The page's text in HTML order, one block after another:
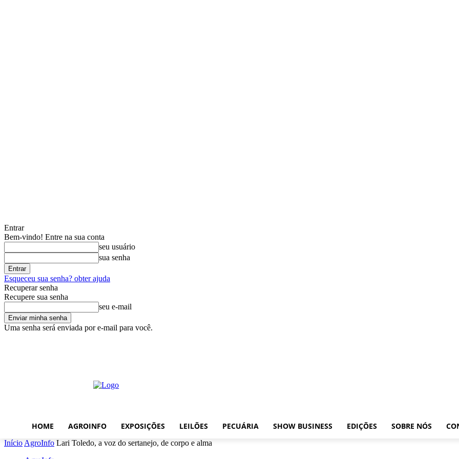
Entrar
Bem-vindo! Entre na sua conta
seu usuário
sua senha
Esqueceu sua senha? obter ajuda
Recuperar senha
Recupere sua senha
seu e-mail
Uma senha será enviada por e-mail para você.
HOME AGROINFO EXPOSIÇÕES LEILÕES PECUÁRIA SHOW BUSINESS EDIÇÕES SOBRE NÓS
Início AgroInfo Lari Toledo, a voz do sertanejo, de corpo e alma